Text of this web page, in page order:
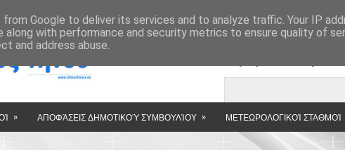
» » »
» ΑΠΟΦΆΣΕΙΣ ΔΗΜΟΤΙΚΟΎ ΣΥΜΒΟΥΛΊΟΥ » ΜΕΤΕΩΡΟΛΟΓΙΚΟΊ ΣΤΑΘΜΟΊ
Google to deliver its services and to analyze traffic. Your IP
along with performance and security metrics to ensure quality of
and address abuse.